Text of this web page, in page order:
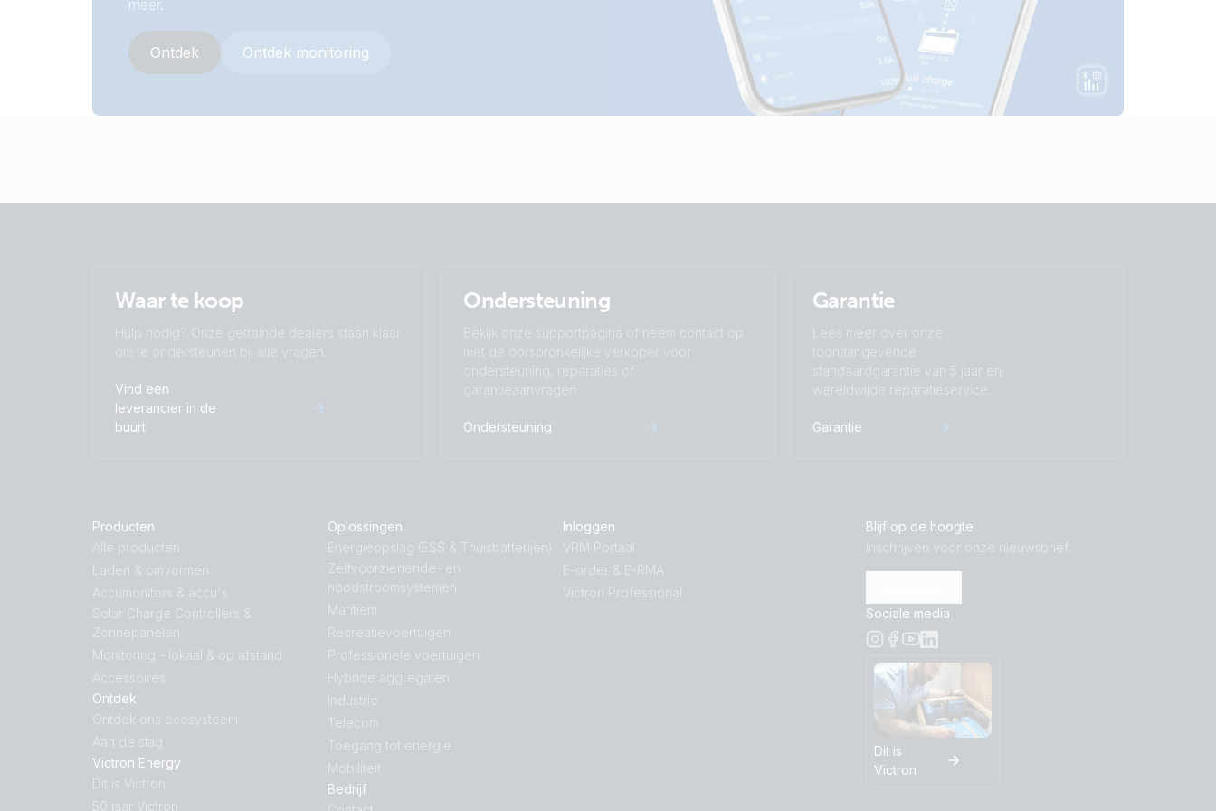
meer.
Ontdek Ontdek monitoring
Waar te koop
Hulp nodig? Onze getrainde dealers staan klaar
om te ondersteunen bij alle vragen.
Vind een
leverancier in de
buurt
Ondersteuning
Bekijk onze supportpagina of neem contact op
met de oorspronkelijke verkoper voor
ondersteuning, reparaties of
garantieaanvragen.
Ondersteuning
Garantie
Lees meer over onze
toonaangevende
standaardgarantie van 5 jaar en
wereldwijde reparatieservice.
Garantie
Producten
Alle producten
Laden & omvormen
Accumonitors & accu's
Solar Charge Controllers &
Zonnepanelen
Monitoring - lokaal & op afstand
Accessoires
Ontdek
Ontdek ons ecosysteem
Aan de slag
Victron Energy
Dit is Victron
50 jaar Victron
Oplossingen
Energieopslag (ESS & Thuisbatterijen)
Zelfvoorzienende- en
noodstroomsystemen
Maritiem
Recreatievoertuigen
Professionele voertuigen
Hybride aggregaten
Industrie
Telecom
Toegang tot energie
Mobiliteit
Bedrijf
Inloggen
VRM Portaal
E-order & E-RMA
Victron Professional
Blijf op de hoogte
Inschrijven voor onze nieuwsbrief
Sociale media
Dit is
Victron